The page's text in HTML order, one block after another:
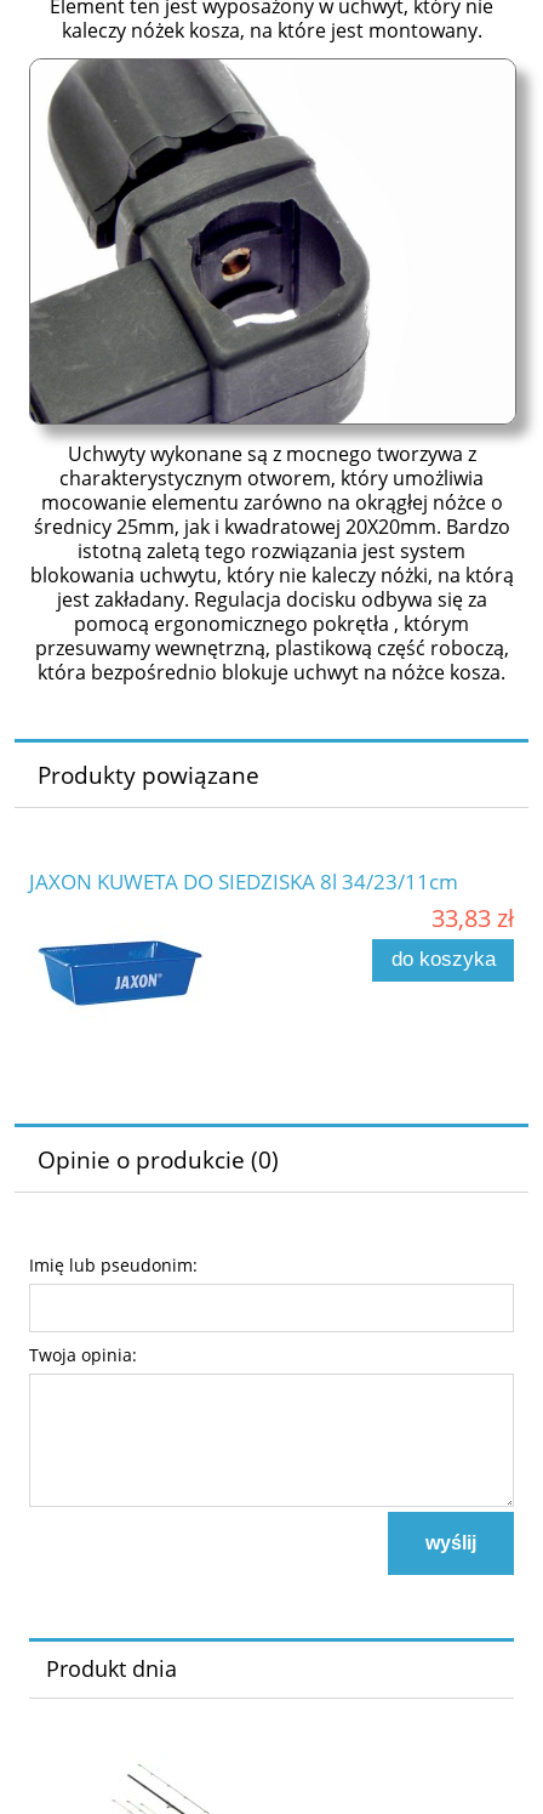
Element ten jest wyposażony w uchwyt, który nie
kaleczy nóżek kosza, na które jest montowany.
Uchwyty wykonane są z mocnego tworzywa z
charakterystycznym otworem, który umożliwia
mocowanie elementu zarówno na okrągłej nóżce o
średnicy 25mm, jak i kwadratowej 20X20mm. Bardzo
istotną zaletą tego rozwiązania jest system
blokowania uchwytu, który nie kaleczy nóżki, na którą
jest zakładany. Regulacja docisku odbywa się za
pomocą ergonomicznego pokrętła , którym
przesuwamy wewnętrzną, plastikową część roboczą,
która bezpośrednio blokuje uchwyt na nóżce kosza.
Produkty powiązane
JAXON KUWETA DO SIEDZISKA 8l 34/23/11cm
33,83 zł
do koszyka
Opinie o produkcie (0)
Imię lub pseudonim:
Twoja opinia:
wyślij
Produkt dnia